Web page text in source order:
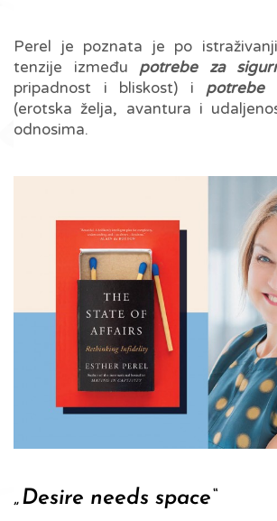
Perel je poznata je po
tenzije između potrebe za
pripadnost i bliskost) i potrebe
(erotska želja, avantura i
odnosima.
„Desire needs space“